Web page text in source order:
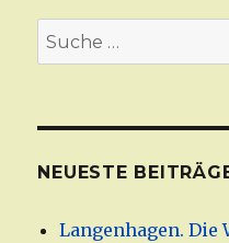
Suche
nach:
NEUESTE
Langenhagen. Die